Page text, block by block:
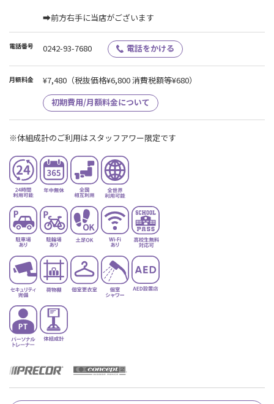
➡前方右手に当店がございます
電話番号 0242-93-7680 電話をかける
月額料金 ¥7,480 （税抜価格¥6,800 消費税額等¥680）
初期費用/月額料金について
※体組成計のご利用はスタッフアワー限定です